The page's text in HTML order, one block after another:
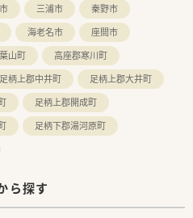
】
、処方箋だけでなく日々の健康相談
の言葉をいただける点に大きな喜
を誇る安定企業の一員として、腰を
研鑽に励むことができる安心感は格
た綺麗な店舗で、専門知識を活かし
直接貢献できる充実感がありま
三浦市
秦野市
海老名市
座間市
山町
高座郡寒川町
足柄上郡中井町
足柄上郡大井町
足柄上郡開成町
足柄下郡湯河原町
ら探す